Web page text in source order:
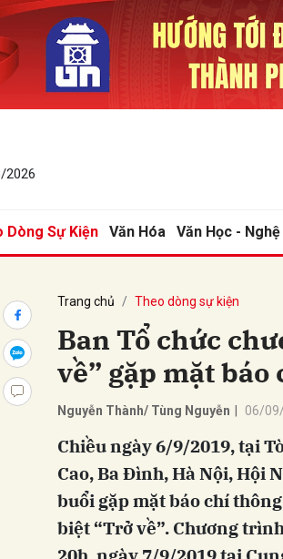
2026
Dòng Sự Kiện Văn Hóa Văn Học -
Trang chủ Theo dòng sự kiện
Ban Tổ chức
về” gặp mặt báo
Nguyễn Thành/ Tùng Nguyễn 06/
Chiều ngày 6/9/2019, tại
Cao, Ba Đình, Hà Nội, Hội
buổi gặp mặt báo chí
biệt “Trở về”. Chương
Gửi